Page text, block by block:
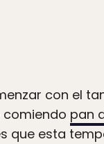
con el
comiendo pan
que esta